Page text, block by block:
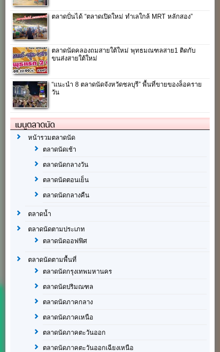
ตลาดปั่นได้ “ตลาดเปิดใหม่ ทำเลใกล้ MRT หลักสอง”
ตลาดนัดคลองถมสายใต้ใหม่ พุทธมณฑลสาย1 ติดกับ
ขนส่งสายใต้ใหม่
“แนะนำ 8 ตลาดนัดจังหวัดชลบุรี” พื้นที่ขายของล็อคราย
วัน
เมนูตลาดนัด
หน้ารวมตลาดนัด
ตลาดนัดเช้า
ตลาดนัดกลางวัน
ตลาดนัดตอนเย็น
ตลาดนัดกลางคืน
ตลาดน้ำ
ตลาดนัดตามประเภท
ตลาดนัดออฟฟิศ
ตลาดนัดตามพื้นที่
ตลาดนัดกรุงเทพมหานคร
ตลาดนัดปริมณฑล
ตลาดนัดภาคกลาง
ตลาดนัดภาคเหนือ
ตลาดนัดภาคตะวันออก
ตลาดนัดภาคตะวันออกเฉียงเหนือ